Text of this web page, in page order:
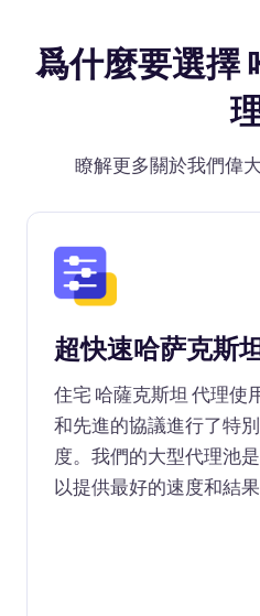
爲什麼要選擇
瞭解更多關於我們偉
超快速哈萨克斯
住宅 哈薩克斯坦 代理使
和先進的協議進行了特
度。我們的大型代理池
以提供最好的速度和結果